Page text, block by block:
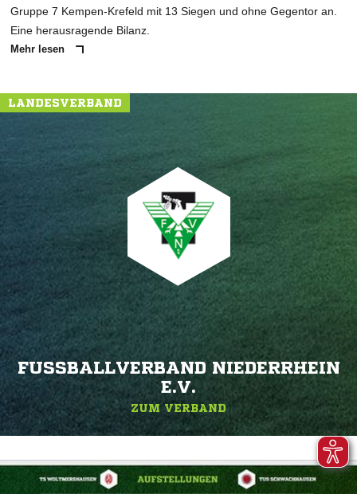
Gruppe 7 Kempen-Krefeld mit 13 Siegen und ohne Gegentor an.
Eine herausragende Bilanz.
Mehr lesen
LANDESVERBAND
FUSSBALLVERBAND NIEDERRHEIN E
.V.
ZUM VERBAND